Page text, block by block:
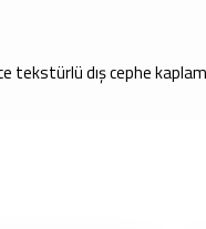
tekstürlü dış cephe